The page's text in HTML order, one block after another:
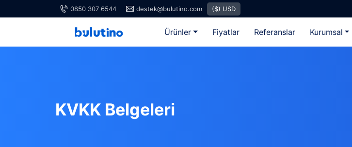
0850 307 6544 destek@bulutino.com ($) USD
Ürünler Fiyatlar Referanslar Kurumsal
KVKK Belgeleri